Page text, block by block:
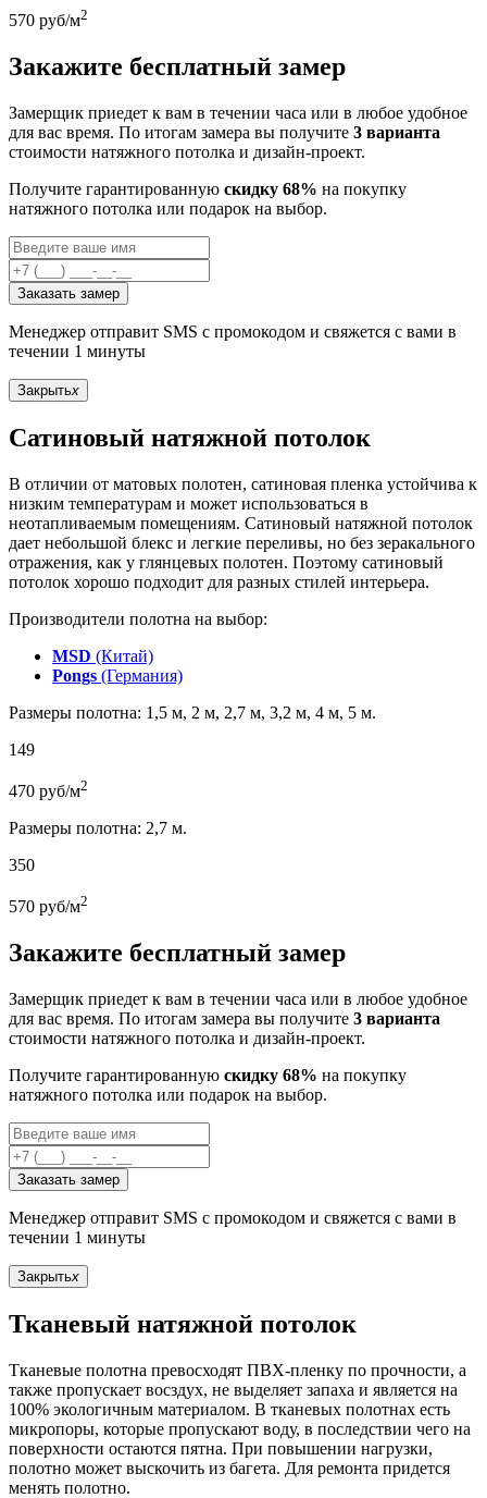
570 руб/м2
Закажите бесплатный замер
Замерщик приедет к вам в течении часа или в любое удобное
для вас время. По итогам замера вы получите 3 варианта
стоимости натяжного потолка и дизайн-проект.
Получите гарантированную скидку 68% на покупку
натяжного потолка или подарок на выбор.
Заказать замер
Менеджер отправит SMS с промокодом и свяжется с вами в
течении 1 минуты
Закрытьx
Сатиновый натяжной потолок
В отличии от матовых полотен, сатиновая пленка устойчива к
низким температурам и может использоваться в
неотапливаемым помещениям. Сатиновый натяжной потолок
дает небольшой блекс и легкие переливы, но без зеракального
отражения, как у глянцевых полотен. Поэтому сатиновый
потолок хорошо подходит для разных стилей интерьера.
Производители полотна на выбор:
MSD (Китай)
Pongs (Германия)
Размеры полотна: 1,5 м, 2 м, 2,7 м, 3,2 м, 4 м, 5 м.
149
470 руб/м2
Размеры полотна: 2,7 м.
350
570 руб/м2
Закажите бесплатный замер
Замерщик приедет к вам в течении часа или в любое удобное
для вас время. По итогам замера вы получите 3 варианта
стоимости натяжного потолка и дизайн-проект.
Получите гарантированную скидку 68% на покупку
натяжного потолка или подарок на выбор.
Заказать замер
Менеджер отправит SMS с промокодом и свяжется с вами в
течении 1 минуты
Закрытьx
Тканевый натяжной потолок
Тканевые полотна превосходят ПВХ-пленку по прочности, а
также пропускает восздух, не выделяет запаха и является на
100% экологичным материалом. В тканевых полотнах есть
микропоры, которые пропускают воду, в последствии чего на
поверхности остаются пятна. При повышении нагрузки,
полотно может выскочить из багета. Для ремонта придется
менять полотно.